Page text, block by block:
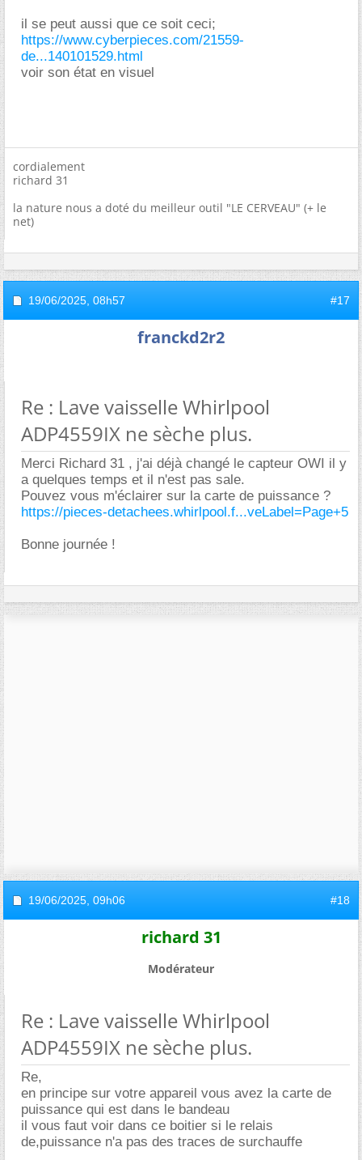
il se peut aussi que ce soit ceci;
https://www.cyberpieces.com/21559-
de...140101529.html
voir son état en visuel
cordialement
richard 31
la nature nous a doté du meilleur outil "LE CERVEAU" (+ le
net)
19/06/2025, 08h57 #17
franckd2r2
Re : Lave vaisselle Whirlpool
ADP4559IX ne sèche plus.
Merci Richard 31 , j'ai déjà changé le capteur OWI il y
a quelques temps et il n'est pas sale.
Pouvez vous m'éclairer sur la carte de puissance ?
https://pieces-detachees.whirlpool.f...veLabel=Page+5
Bonne journée !
19/06/2025, 09h06 #18
richard 31
Modérateur
Re : Lave vaisselle Whirlpool
ADP4559IX ne sèche plus.
Re,
en principe sur votre appareil vous avez la carte de
puissance qui est dans le bandeau
il vous faut voir dans ce boitier si le relais
de,puissance n'a pas des traces de surchauffe